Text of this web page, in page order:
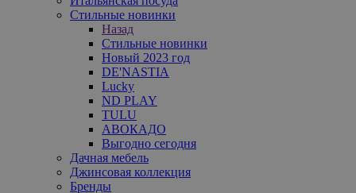
Стильные новинки
Назад
Стильные новинки
Новый 2023 год
DE'NASTIA
Lucky
ND PLAY
TULU
АВОКАДО
Выгодно сегодня
Дачная мебель
Джинсовая коллекция
Бренды